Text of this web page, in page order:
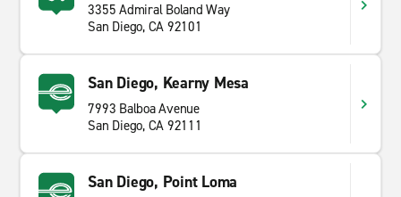
3355 Admiral Boland Way
San Diego, CA 92101
San Diego, Kearny Mesa
7993 Balboa Avenue
San Diego, CA 92111
San Diego, Point Loma